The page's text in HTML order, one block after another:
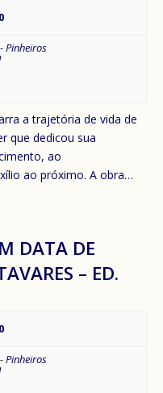
Pinheiros
a trajetória de vida de
que dedicou sua
ao
ao próximo. A obra…
DATA DE
– ED.
Pinheiros